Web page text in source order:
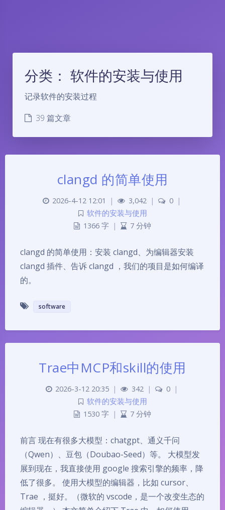
分类： 软件的安装与使用
记录软件的安装过程
39 篇文章
clangd 的简单使用
2026-4-12 12:01 | 3,042 | 0
|
软件的安装与使用
1366 字 | 7 分钟
clangd 的简单使用：安装 clangd、为编辑器安装
clangd 插件、告诉 clangd ，我们的项目是如何编译
的。
software
Trae中MCP和skill的使用
2026-3-12 20:35 | 342 | 0
|
软件的安装与使用
1530 字 | 7 分钟
前言 现在有很多大模型：chatgpt、通义千问
（Qwen）、豆包（Doubao-Seed）等。 大模型发
展到现在，我直接使用 google 搜索引擎的频率，降
低了很多。 使用大模型的编辑器，比如 cursor、
Trae ，挺好。（微软的 vscode，是一个改变生态的